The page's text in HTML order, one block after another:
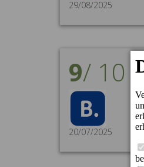
29/08/2025
9/ 10
20/07/2025